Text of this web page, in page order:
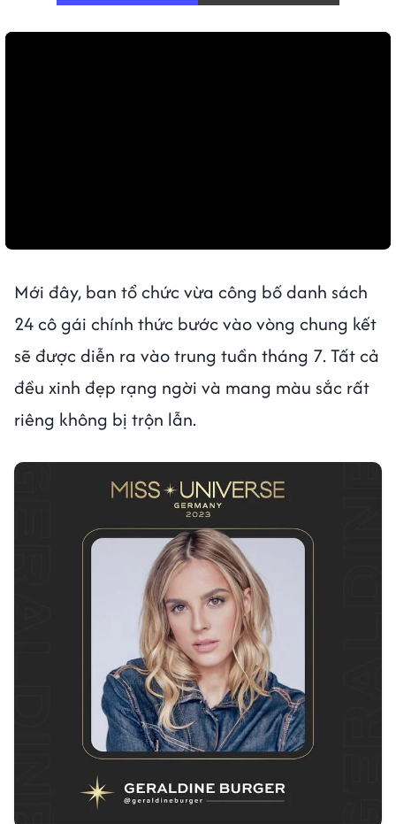
Mới đây, ban tổ chức vừa công bố danh sách
24 cô gái chính thức bước vào vòng chung kết
sẽ được diễn ra vào trung tuần tháng 7. Tất cả
đều xinh đẹp rạng ngời và mang màu sắc rất
riêng không bị trộn lẫn.